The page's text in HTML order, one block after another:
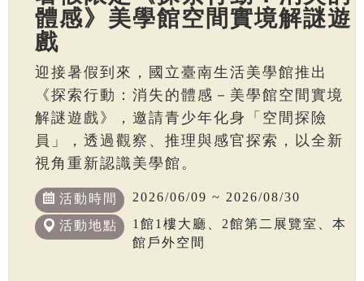
體感》美學館空間實境解謎遊
戲
迎接暑假到來，國立臺南生活美學館推出
《探索行動：消失的體感－美學館空間實境
解謎遊戲》，邀請青少年化身「空間探險
員」，透過觀察、推理與感官探索，以全新
視角重新認識美學館。
活動時間 2026/06/09 ~ 2026/08/30
活動地點
1館1樓大廳、2館第二展覽室、本
館戶外空間